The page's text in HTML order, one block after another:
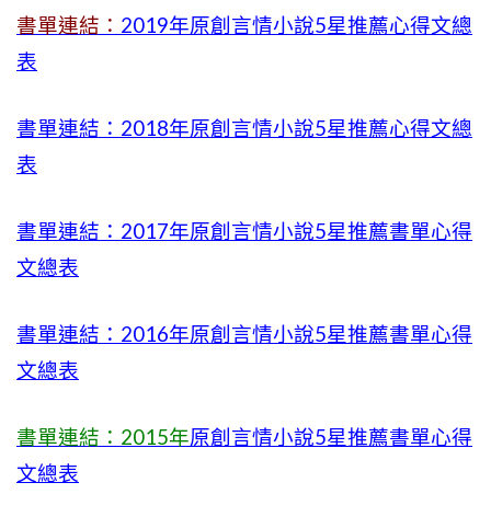
書單連結： 2019年原創言情小說5星推薦心得文總
表
書單連結：2018年原創言情小說5星推薦心得文總
表
書單連結：2017年原創言情小說5星推薦書單心得
文總表
書單連結：2016年原創言情小說5星推薦書單心得
文總表
書單連結：2015年原創言情小說5星推薦書單心得
文總表